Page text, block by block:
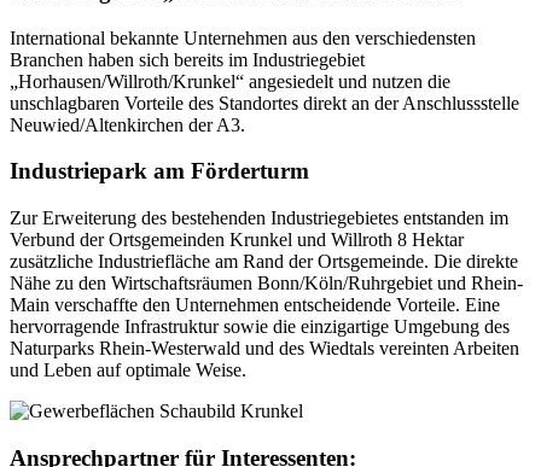
International bekannte Unternehmen aus den verschiedensten
Branchen haben sich bereits im Industriegebiet
„Horhausen/Willroth/Krunkel“ angesiedelt und nutzen die
unschlagbaren Vorteile des Standortes direkt an der Anschlussstelle
Neuwied/Altenkirchen der A3.
Industriepark am Förderturm
Zur Erweiterung des bestehenden Industriegebietes entstanden im
Verbund der Ortsgemeinden Krunkel und Willroth 8 Hektar
zusätzliche Industriefläche am Rand der Ortsgemeinde. Die direkte
Nähe zu den Wirtschaftsräumen Bonn/Köln/Ruhrgebiet und Rhein-
Main verschaffte den Unternehmen entscheidende Vorteile. Eine
hervorragende Infrastruktur sowie die einzigartige Umgebung des
Naturparks Rhein-Westerwald und des Wiedtals vereinten Arbeiten
und Leben auf optimale Weise.
Ansprechpartner für Interessenten: